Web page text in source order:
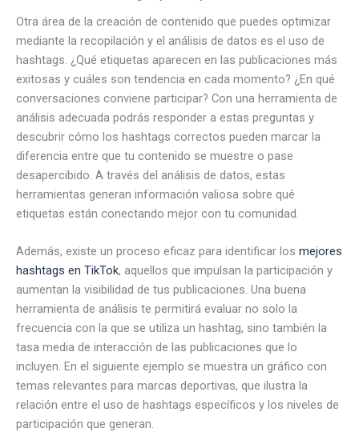
Otra área de la creación de contenido que puedes optimizar
mediante la recopilación y el análisis de datos es el uso de
hashtags. ¿Qué etiquetas aparecen en las publicaciones más
exitosas y cuáles son tendencia en cada momento? ¿En qué
conversaciones conviene participar? Con una herramienta de
análisis adecuada podrás responder a estas preguntas y
descubrir cómo los hashtags correctos pueden marcar la
diferencia entre que tu contenido se muestre o pase
desapercibido. A través del análisis de datos, estas
herramientas generan información valiosa sobre qué
etiquetas están conectando mejor con tu comunidad.
Además, existe un proceso eficaz para identificar los mejores
hashtags en TikTok, aquellos que impulsan la participación y
aumentan la visibilidad de tus publicaciones. Una buena
herramienta de análisis te permitirá evaluar no solo la
frecuencia con la que se utiliza un hashtag, sino también la
tasa media de interacción de las publicaciones que lo
incluyen. En el siguiente ejemplo se muestra un gráfico con
temas relevantes para marcas deportivas, que ilustra la
relación entre el uso de hashtags específicos y los niveles de
participación que generan.